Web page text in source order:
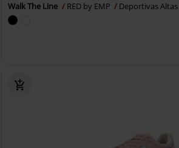
Walk The Line RED by EMP Deportivas Altas